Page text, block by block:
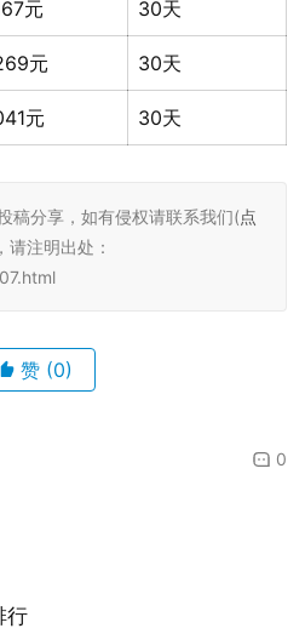
元 30天
元 30天
元 30天
稿分享，如有侵权请联系我们(点
请注明出处：
赞 (0)
0
行